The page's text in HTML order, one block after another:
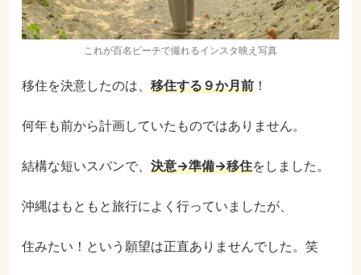
これが百名ビーチで撮れるインスタ映え写真
移住を決意したのは、 移住する９か月前 ！
何年も前から計画していたものではありません。
結構な短いスパンで、 決意→準備→移住をしました。
沖縄はもともと旅行によく行っていましたが、
住みたい！という願望は正直ありませんでした。笑